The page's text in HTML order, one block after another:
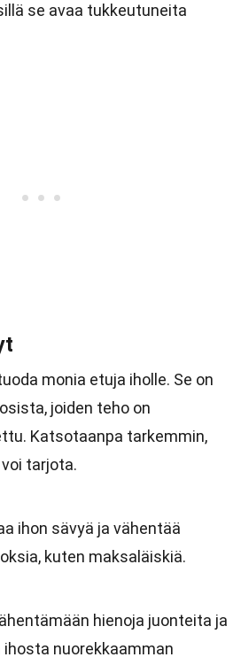
se avaa tukkeutuneita
monia etuja iholle. Se on
joiden teho on
Katsotaanpa tarkemmin,
tarjota.
ihon sävyä ja vähentää
kuten maksaläiskiä.
hienoja juonteita ja
ihosta nuorekkaamman